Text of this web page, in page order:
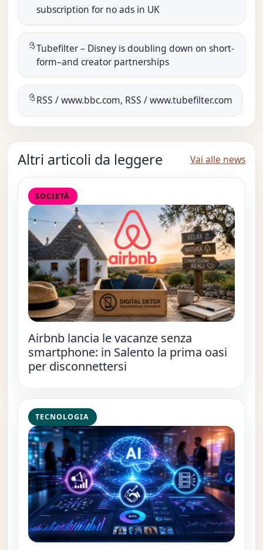
subscription for no ads in UK
Tubefilter – Disney is doubling down on short-
form–and creator partnerships
RSS / www.bbc.com, RSS / www.tubefilter.com
Altri articoli da leggere Vai alle news
SOCIETÀ
Airbnb lancia le vacanze senza
smartphone: in Salento la prima oasi
per disconnettersi
TECNOLOGIA